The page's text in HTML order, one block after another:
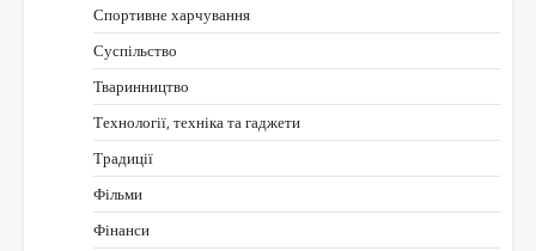
Спортивне харчування
Суспільство
Тваринництво
Технології, техніка та гаджети
Традиції
Фільми
Фінанси